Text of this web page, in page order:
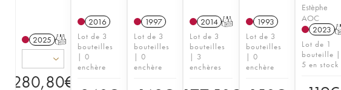
2025 T
280,80€
2016
Lot de 3
bouteilles
| 0
enchère
1997
Lot de 3
bouteilles
| 0
enchère
2014 T
Lot de 3
bouteilles
| 3
enchères
1993
Lot de 3
bouteilles
| 0
enchère
Estèphe
AOC
2023
Lot de 1
bouteille |
5 en stock